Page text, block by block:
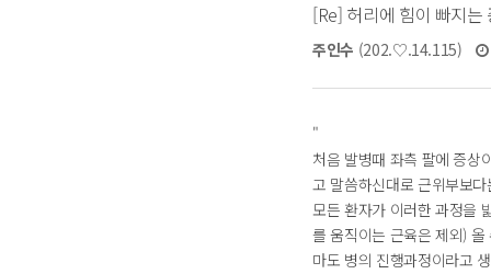
[Re] 허리에 힘이 빠지는
주인수 (202.♡.14.115)
"
처음 발병때 좌측 팔에 증상
고 말씀하신대로 근위부보
모든 환자가 이러한 과정을
를 움직이는 근육은 제외)
마도 병의 진행과정이라고